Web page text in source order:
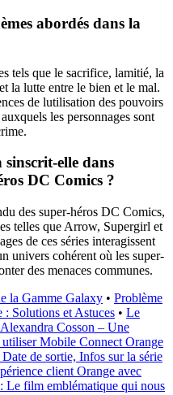
abordés dans la
tels que le sacrifice, lamitié, la
la lutte entre le bien et le mal.
de lutilisation des pouvoirs
les personnages sont
sinscrit-elle dans
DC Comics ?
des super-héros DC Comics,
telles que Arrow, Supergirl et
de ces séries interagissent
univers cohérent où les super-
des menaces communes.
la Gamme Galaxy • Problème
Solutions et Astuces • Le
Alexandra Cosson – Une
Mobile Connect Orange
de sortie, Infos sur la série
client Orange avec
Le film emblématique qui nous